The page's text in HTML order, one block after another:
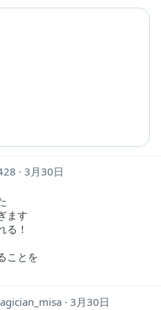
3月30日
ます
る！
ことを
3月30日